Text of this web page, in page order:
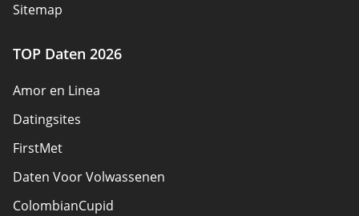
Sitemap
TOP Daten 2026
Amor en Linea
Datingsites
FirstMet
Daten Voor Volwassenen
ColombianCupid